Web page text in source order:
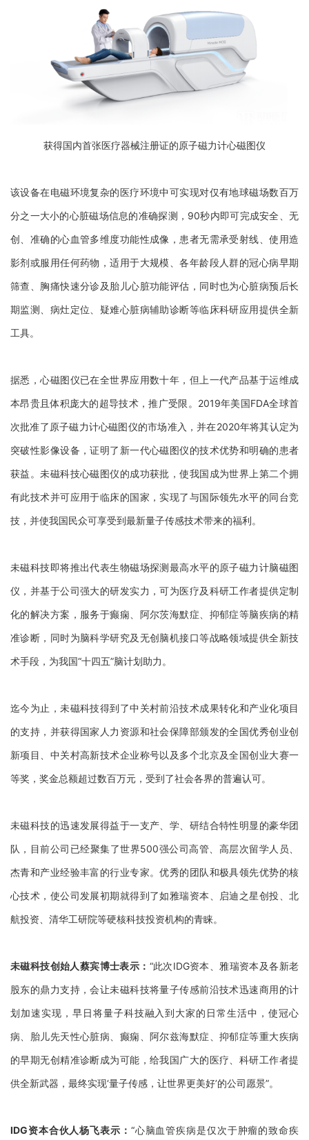
获得国内首张医疗器械注册证的原子磁力计心磁图仪
该设备在电磁环境复杂的医疗环境中可实现对仅有地球磁场数百万
分之一大小的心脏磁场信息的准确探测， 90秒内即可完成安全、无
创、准确的心血管多维度功能性成像，患者无需承受射线、使用造
影剂或服用任何药物，适用于大规模、各年龄段人群的冠心病早期
筛查、胸痛快速分诊及胎儿心脏功能评估，同时也为心脏病预后长
期监测、病灶定位、疑难心脏病辅助诊断等临床科研应用提供全新
工具。
据悉，心磁图仪已在全世界应用数十年，但上一代产品基于运维成
本昂贵且体积庞大的超导技术，推广受限。 2019年美国FDA全球首
次批准了原子磁力计心磁图仪的市场准入，并在2020年将其认定为
突破性影像设备，证明了新一代心磁图仪的技术优势和明确的患者
获益。未磁科技心磁图仪的成功获批，使我国成为世界上第二个拥
有此技术并可应用于临床的国家，实现了与国际领先水平的同台竞
技，并使我国民众可享受到最新量子传感技术带来的福利。
未磁科技即将推出代表生物磁场探测最高水平的原子磁力计脑磁图
仪，并基于公司强大的研发实力，可为医疗及科研工作者提供定制
化的解决方案，服务于癫痫、阿尔茨海默症、抑郁症等脑疾病的精
准诊断，同时为脑科学研究及无创脑机接口等战略领域提供全新技
术手段，为我国“十四五”脑计划助力。
迄今为止，未磁科技得到了中关村前沿技术成果转化和产业化项目
的支持，并获得国家人力资源和社会保障部颁发的全国优秀创业创
新项目、中关村高新技术企业称号以及多个北京及全国创业大赛一
等奖，奖金总额超过数百万元，受到了社会各界的普遍认可。
未磁科技的迅速发展得益于一支产、学、研结合特性明显的豪华团
队，目前公司已经聚集了世界500强公司高管、高层次留学人员、
杰青和产业经验丰富的行业专家。优秀的团队和极具领先优势的核
心技术，使公司发展初期就得到了如雅瑞资本、启迪之星创投、北
航投资、清华工研院等硬核科技投资机构的青睐。
未磁科技创始人蔡宾博士表示： “此次IDG资本、雅瑞资本及各新老
股东的鼎力支持，会让未磁科技将量子传感前沿技术迅速商用的计
划加速实现，早日将量子科技融入到大家的日常生活中，使冠心
病、胎儿先天性心脏病、癫痫、阿尔兹海默症、抑郁症等重大疾病
的早期无创精准诊断成为可能，给我国广大的医疗、科研工作者提
供全新武器，最终实现‘量子传感，让世界更美好’的公司愿景”。
IDG资本合伙人杨飞表示： “心脑血管疾病是仅次于肿瘤的致命疾